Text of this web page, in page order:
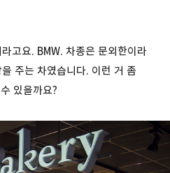
고요. BMW. 차종은 문외한이라
주는 차였습니다. 이런 거 좀
있을까요?